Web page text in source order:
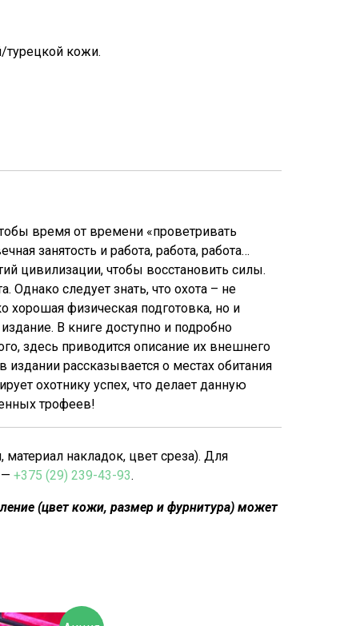
турецкой кожи.
время от времени «проветривать
занятость и работа, работа, работа…
цивилизации, чтобы восстановить силы.
Однако следует знать, что охота – не
физическая подготовка, но и
В книге доступно и подробно
здесь приводится описание их внешнего
рассказывается о местах обитания
охотнику успех, что делает данную
трофеев!
накладок, цвет среза). Для
— +375 (29) 239-43-93.
(цвет кожи, размер и фурнитура) может